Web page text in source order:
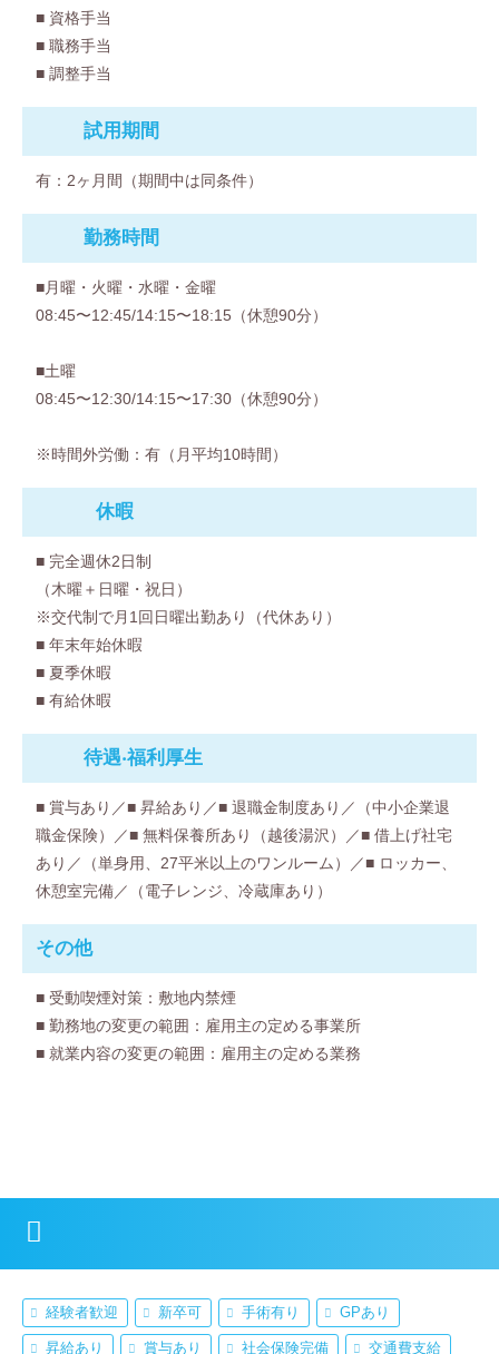
■ 資格手当
■ 職務手当
■ 調整手当
試用期間
有：2ヶ月間（期間中は同条件）
勤務時間
■月曜・火曜・水曜・金曜
08:45〜12:45/14:15〜18:15（休憩90分）
■土曜
08:45〜12:30/14:15〜17:30（休憩90分）
※時間外労働：有（月平均10時間）
休暇
■ 完全週休2日制
（木曜＋日曜・祝日）
※交代制で月1回日曜出勤あり（代休あり）
■ 年末年始休暇
■ 夏季休暇
■ 有給休暇
待遇‧福利厚⽣
■ 賞与あり／■ 昇給あり／■ 退職金制度あり／（中小企業退
職金保険）／■ 無料保養所あり（越後湯沢）／■ 借上げ社宅
あり／（単身用、27平米以上のワンルーム）／■ ロッカー、
休憩室完備／（電子レンジ、冷蔵庫あり）
その他
■ 受動喫煙対策：敷地内禁煙
■ 勤務地の変更の範囲：雇用主の定める事業所
■ 就業内容の変更の範囲：雇用主の定める業務
経験者歓迎 新卒可 手術有り GPあり
昇給あり 賞与あり 社会保険完備 交通費支給